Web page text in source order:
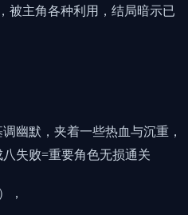
被主角各种利用，结局暗示已
幽默，夹着一些热血与沉重，
失败=重要角色无损通关
，